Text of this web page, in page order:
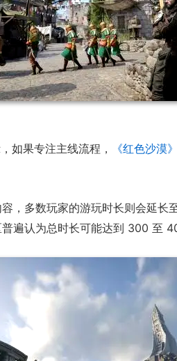
如果专注主线流程， 《红色沙漠》
，多数玩家的游玩时长则会延长
遍认为总时长可能达到 300 至